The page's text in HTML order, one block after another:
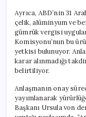
Ayrıca, ABD’nin 31
çelik, alüminyum ve
gümrük vergisi
Komisyonu’nun bu
yetkisi bulunuyor.
karar alınmadığı
belirtiliyor.
Anlaşmanın onay
yayımlanarak
Başkanı Ursula von